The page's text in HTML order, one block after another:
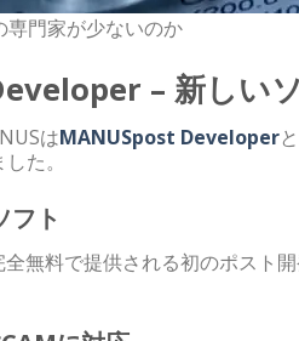
専門家が少ないのか
– 新しい
はMANUSpost Developer
た。
フト
無料で提供される初のポスト